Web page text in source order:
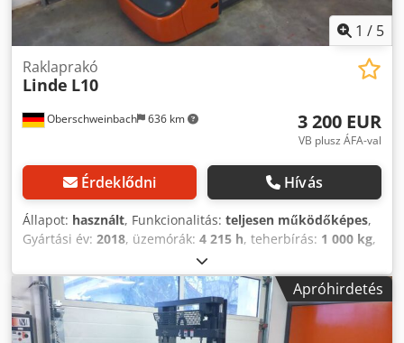
1 / 5
Oberschweinbach 636 km
Raklaprakó
Linde L10
3 200 EUR
VB plusz ÁFA-val
Érdeklődni Hívás
Állapot: használt, Funkcionalitás: teljesen működőképes,
Gyártási év: 2018, üzemórák: 4 215 h, teherbírás: 1 000 kg,
1 462 mm, üzemanyagtípus:
elektromos, oszlop típusa:simplex, építési magasság:
1 940 mm, hajtástípus:Elektro, Nagy emelőtargonca Árboc
típusa: Mono Dodpfx Asvizxheh Dekr Állapot: használatra
kész és teljesen működőképes Műszaki állapot: jó
Apróhirdetés